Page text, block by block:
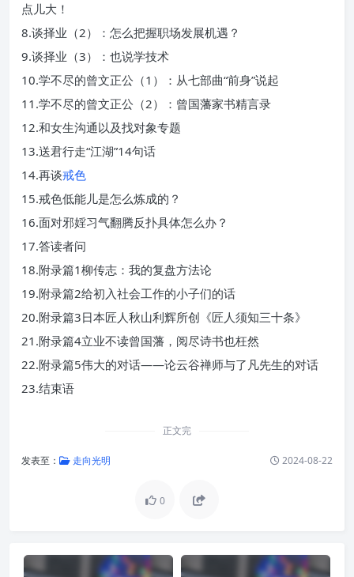
点儿大！
8.谈择业（2）：怎么把握职场发展机遇？
9.谈择业（3）：也说学技术
10.学不尽的曾文正公（1）：从七部曲“前身”说起
11.学不尽的曾文正公（2）：曾国藩家书精言录
12.和女生沟通以及找对象专题
13.送君行走“江湖”14句话
14.再谈戒色
15.戒色低能儿是怎么炼成的？
16.面对邪婬习气翻腾反扑具体怎么办？
17.答读者问
18.附录篇1柳传志：我的复盘方法论
19.附录篇2给初入社会工作的小子们的话
20.附录篇3日本匠人秋山利辉所创《匠人须知三十条》
21.附录篇4立业不读曾国藩，阅尽诗书也枉然
22.附录篇5伟大的对话——论云谷禅师与了凡先生的对话
23.结束语
正文完
发表至： 走向光明 2024-08-22
0